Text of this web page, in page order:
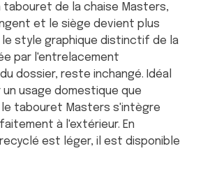
tabouret de la chaise Masters,
et le siège devient plus
le style graphique distinctif de la
par l'entrelacement
dossier, reste inchangé. Idéal
un usage domestique que
tabouret Masters s'intègre
à l'extérieur. En
est léger, il est disponible